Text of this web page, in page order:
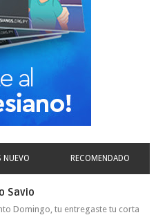
NUEVO RECOMENDADO
Savio
Domingo, tu entregaste tu corta